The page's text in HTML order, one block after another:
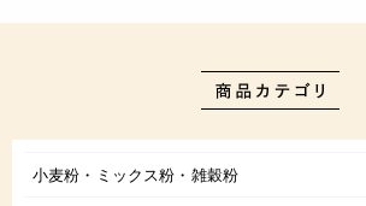
小麦粉・ミックス粉・雑穀粉